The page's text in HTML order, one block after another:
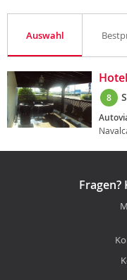
Auswahl
8
Fragen?